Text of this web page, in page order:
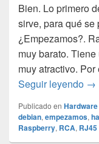
Bien. Lo primero
sirve, para qué
¿Empezamos?.
muy barato.
muy atractivo.
Seguir leyendo →
Publicado en
debian, empezamos,
Raspberry, RCA, RJ45